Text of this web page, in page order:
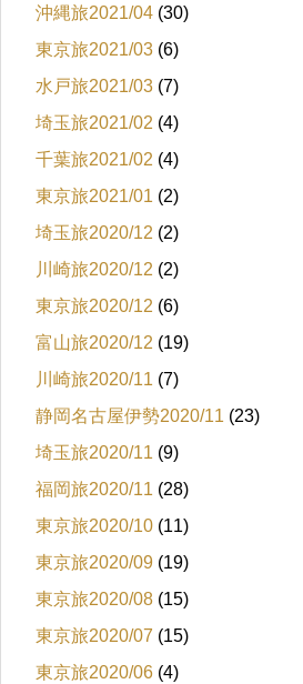
沖縄旅2021/04 (30)
東京旅2021/03 (6)
水戸旅2021/03 (7)
埼玉旅2021/02 (4)
千葉旅2021/02 (4)
東京旅2021/01 (2)
埼玉旅2020/12 (2)
川崎旅2020/12 (2)
東京旅2020/12 (6)
富山旅2020/12 (19)
川崎旅2020/11 (7)
静岡名古屋伊勢2020/11 (23)
埼玉旅2020/11 (9)
福岡旅2020/11 (28)
東京旅2020/10 (11)
東京旅2020/09 (19)
東京旅2020/08 (15)
東京旅2020/07 (15)
東京旅2020/06 (4)